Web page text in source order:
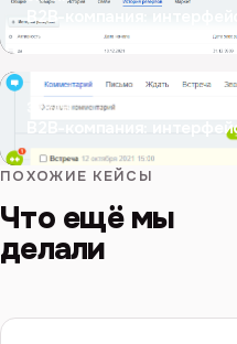
B2B-компания: интерфейс
ЭКРАН
B2B-компания:
ПОХОЖИЕ КЕЙСЫ
Что ещё мы
делали